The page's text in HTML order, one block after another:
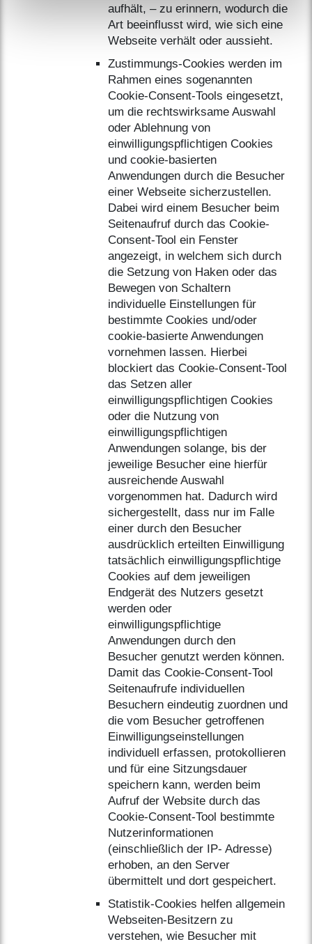
aufhält, – zu erinnern, wodurch die
Art beeinflusst wird, wie sich eine
Webseite verhält oder aussieht.
Zustimmungs-Cookies werden im
Rahmen eines sogenannten
Cookie-Consent-Tools eingesetzt,
um die rechtswirksame Auswahl
oder Ablehnung von
einwilligungspflichtigen Cookies
und cookie-basierten
Anwendungen durch die Besucher
einer Webseite sicherzustellen.
Dabei wird einem Besucher beim
Seitenaufruf durch das Cookie-
Consent-Tool ein Fenster
angezeigt, in welchem sich durch
die Setzung von Haken oder das
Bewegen von Schaltern
individuelle Einstellungen für
bestimmte Cookies und/oder
cookie-basierte Anwendungen
vornehmen lassen. Hierbei
blockiert das Cookie-Consent-Tool
das Setzen aller
einwilligungspflichtigen Cookies
oder die Nutzung von
einwilligungspflichtigen
Anwendungen solange, bis der
jeweilige Besucher eine hierfür
ausreichende Auswahl
vorgenommen hat. Dadurch wird
sichergestellt, dass nur im Falle
einer durch den Besucher
ausdrücklich erteilten Einwilligung
tatsächlich einwilligungspflichtige
Cookies auf dem jeweiligen
Endgerät des Nutzers gesetzt
werden oder
einwilligungspflichtige
Anwendungen durch den
Besucher genutzt werden können.
Damit das Cookie-Consent-Tool
Seitenaufrufe individuellen
Besuchern eindeutig zuordnen und
die vom Besucher getroffenen
Einwilligungseinstellungen
individuell erfassen, protokollieren
und für eine Sitzungsdauer
speichern kann, werden beim
Aufruf der Website durch das
Cookie-Consent-Tool bestimmte
Nutzerinformationen
(einschließlich der IP- Adresse)
erhoben, an den Server
übermittelt und dort gespeichert.
Statistik-Cookies helfen allgemein
Webseiten-Besitzern zu
verstehen, wie Besucher mit